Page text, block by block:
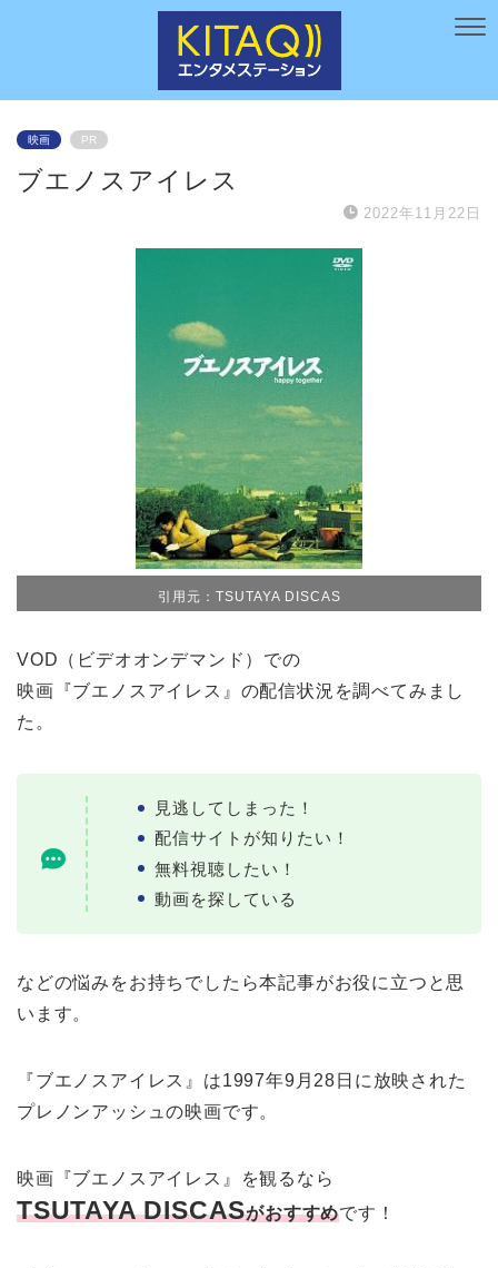
映画 PR
ブエノスアイレス
2022年11月22日
引用元：TSUTAYA DISCAS
VOD（ビデオオンデマンド）での
映画『ブエノスアイレス』の配信状況を調べてみまし
た。
見逃してしまった！
配信サイトが知りたい！
無料視聴したい！
動画を探している
などの悩みをお持ちでしたら本記事がお役に立つと思
います。
『ブエノスアイレス』は1997年9月28日に放映された
プレノンアッシュの映画です。
映画『ブエノスアイレス』を観るなら
TSUTAYA DISCASがおすすめです！